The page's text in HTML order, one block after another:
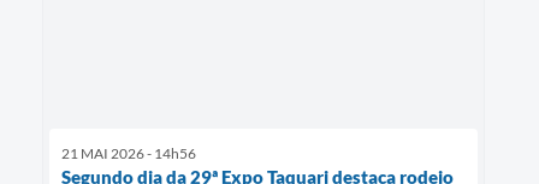
21 MAI 2026 - 14h56
Segundo dia da 29ª Expo Taquari destaca rodeio